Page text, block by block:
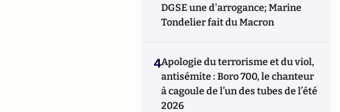
DGSE une d'arrogance; Marine
Tondelier fait du Macron
4Apologie du terrorisme et du viol,
antisémite : Boro 700, le chanteur
à cagoule de l’un des tubes de l’été
2026